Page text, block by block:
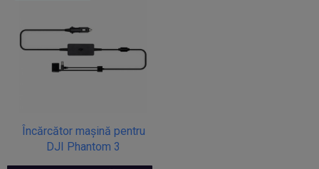
Încărcător mașină pentru
DJI Phantom 3